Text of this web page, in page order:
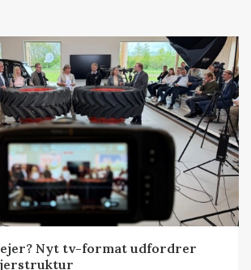
Nyt tv-format udfordrer